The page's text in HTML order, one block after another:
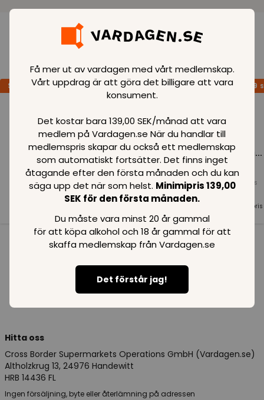
Få mer ut av vardagen med vårt medlemskap.
Vårt uppdrag är att göra det billigare att vara
konsument.
Det kostar bara 139,00 SEK/månad att vara
medlem på Vardagen.se När du handlar till
medlemspris skapar du också ett medlemskap
som automatiskt fortsätter. Det finns inget
åtagande efter den första månaden och du kan
säga upp det när som helst. Minimipris 139,00
SEK för den första månaden.
Du måste vara minst 20 år gammal
för att köpa alkohol och 18 år gammal för att
skaffa medlemskap från Vardagen.se
Det förstår jag!
SPARA 99 SEK
Loading...
Normalpris
SEK
SPARA 99 SEK
Loading...
Normalpris
99SEK
99SEK
SPARA 99
Loading...
Normalpris
99SEK
Medlemspris
Se alla i kategorin
Hitta oss
Cross Border Supermarkets Operations GmbH (Vardagen.se)
Altholzkrug 13, 24976 Handewitt
HRB 14436 FL
Ingen försäljning, byte eller återlämning på adressen